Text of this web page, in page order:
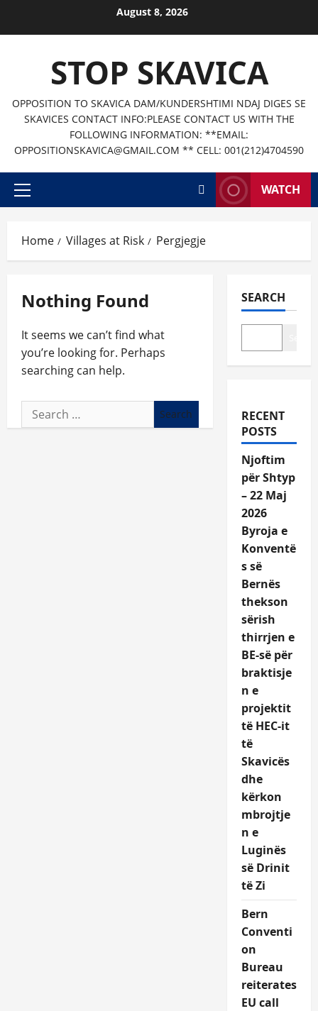
August 8, 2026
STOP SKAVICA
OPPOSITION TO SKAVICA DAM/KUNDERSHTIMI NDAJ DIGES SE
SKAVICES CONTACT INFO:PLEASE CONTACT US WITH THE
FOLLOWING INFORMATION: **EMAIL:
OPPOSITIONSKAVICA@GMAIL.COM ** CELL: 001(212)4704590
Primary
WATCH
Home Villages at Risk Pergjegje
Nothing Found
It seems we can’t find what
you’re looking for. Perhaps
searching can help.
Search
for:
SEARCH
RECENT
POSTS
Njoftim
për Shtyp
– 22 Maj
2026
Byroja e
Konventë
s së
Bernës
thekson
sërish
thirrjen e
BE-së për
braktisje
n e
projektit
të HEC-it
të
Skavicës
dhe
kërkon
mbrojtje
n e
Luginës
së Drinit
të Zi
Bern
Conventi
on
Bureau
reiterates
EU call